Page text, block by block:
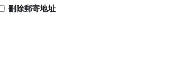
刪除郵寄地址